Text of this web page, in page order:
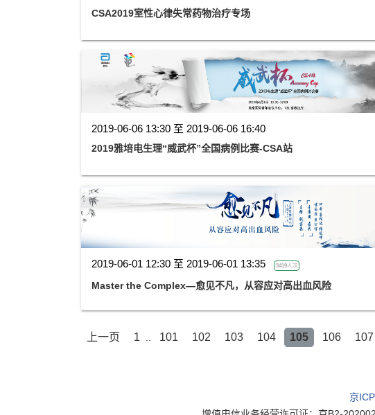
CSA2019室性心律失常药物治疗专场
2019-06-06 13:30 至 2019-06-06 16:40
2019雅培电生理“威武杯”全国病例比赛-CSA站
2019-06-01 12:30 至 2019-06-01 13:35 3419人次
Master the Complex—愈见不凡，从容应对高出血风险
上一页 1 101 102 103 104 105 106 107
京